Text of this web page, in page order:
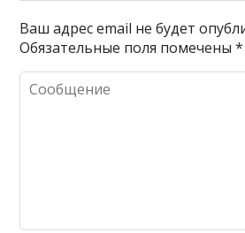
Ваш адрес email не будет
Обязательные поля помечены*